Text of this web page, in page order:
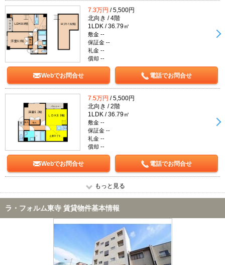
7.3万円 / 5,500円
北向き / 4階
1LDK / 36.79㎡
敷金 --
保証金 --
礼金 --
償却 --
Webでお問合せ 電話でお問合せ
7.5万円 / 5,500円
北向き / 2階
1LDK / 36.79㎡
敷金 --
保証金 --
礼金 --
償却 --
Webでお問合せ 電話でお問合せ
もっと見る
ラ・フォルム東寺 賃貸物件基本情報